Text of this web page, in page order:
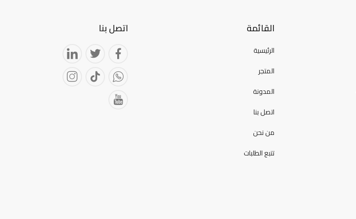
القائمة
الرئيسية
المتجر
المدونة
اتصل بنا
من نحن
تتبع الطلبات
اتصل بنا